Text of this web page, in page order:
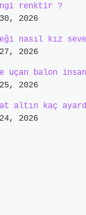
renktir ?
30, 2026
nasıl kız
27, 2026
uçan balon
25, 2026
altın kaç
24, 2026